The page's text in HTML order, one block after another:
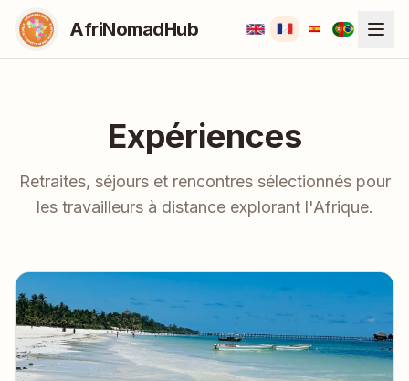
AfriNomadHub
Expériences
Retraites, séjours et rencontres sélectionnés pour
les travailleurs à distance explorant l'Afrique.